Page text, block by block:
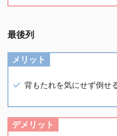
最後列
メリット
背もたれを気にせず倒せる
デメリット